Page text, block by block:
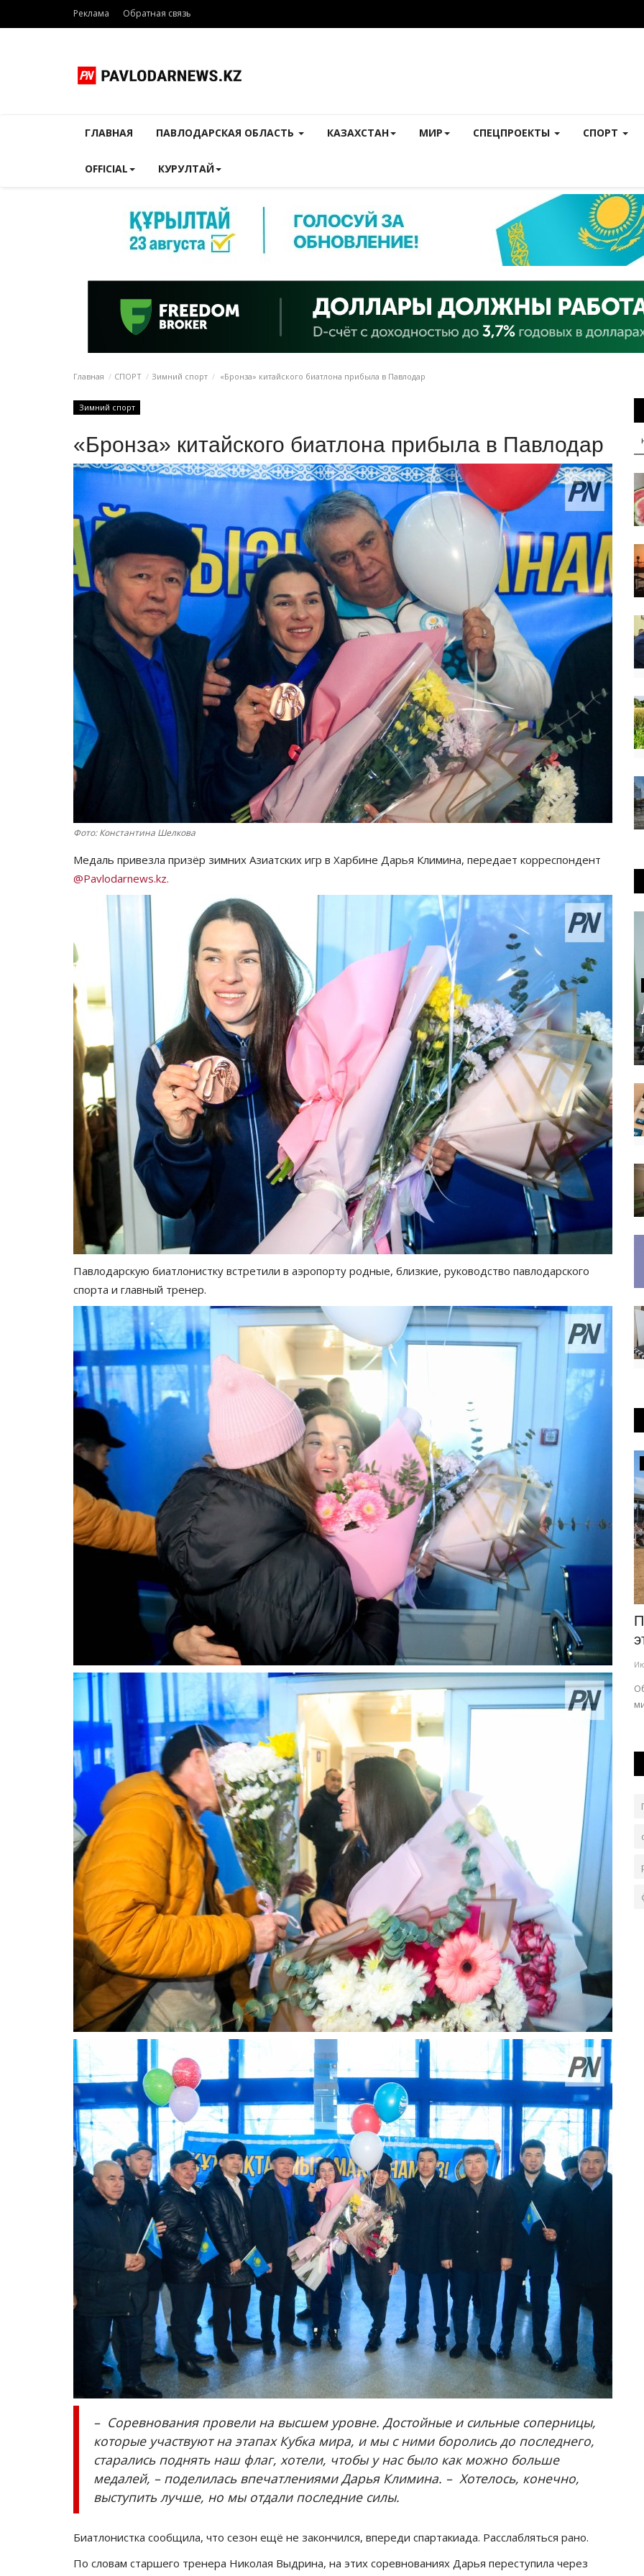
Реклама Обратная связь
ГЛАВНАЯ ПАВЛОДАРСКАЯ ОБЛАСТЬ КАЗАХСТАН МИР СПЕЦПРОЕКТЫ СПОРТ
OFFICIAL КУРУЛТАЙ
Главная СПОРТ Зимний спорт «Бронза» китайского биатлона прибыла в Павлодар
Зимний спорт
«Бронза» китайского биатлона прибыла в Павлодар
Фото: Константина Шелкова
Медаль привезла призёр зимних Азиатских игр в Харбине Дарья Климина, передает корреспондент
@Pavlodarnews.kz.
Павлодарскую биатлонистку встретили в аэропорту родные, близкие, руководство павлодарского
спорта и главный тренер.
– Соревнования провели на высшем уровне. Достойные и сильные соперницы,
которые участвуют на этапах Кубка мира, и мы с ними боролись до последнего,
старались поднять наш флаг, хотели, чтобы у нас было как можно больше
медалей, – поделилась впечатлениями Дарья Климина. – Хотелось, конечно,
выступить лучше, но мы отдали последние силы.
Биатлонистка сообщила, что сезон ещё не закончился, впереди спартакиада. Расслабляться рано.
По словам старшего тренера Николая Выдрина, на этих соревнованиях Дарья переступила через
Что делать сразу: алгоритм для
павлодарцев при краже, грабеже,...
Июль 8, 2025 0 3164
Список рекомендаций на основе практики
полицейских расследований.
Хоккей
Павлодарцы увидят хоккей раньше
старта сезона
Июль 30, 2026 0 169
Команда готовится к розыгрышу Кубка Казахстана с
новым тренерским штабом.